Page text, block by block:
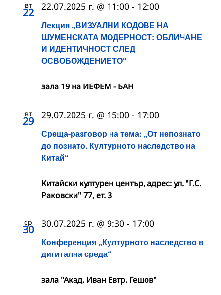
вт
22
Лекция „ВИЗУАЛНИ КОДОВЕ НА
ШУМЕНСКАТА МОДЕРНОСТ: ОБЛИЧАНЕ
И ИДЕНТИЧНОСТ СЛЕД
ОСВОБОЖДЕНИЕТО“
22.07.2025 г. @ 11:00 - 12:00
зала 19 на ИЕФЕМ - БАН
вт
29
Среща-разговор на тема: „От непознато
до познато. Културното наследство на
Китай“
29.07.2025 г. @ 15:00 - 17:00
Китайски културен център, адрес: ул. "Г.С.
Раковски" 77, ет. 3
ср
30
Конференция „Културното наследство в
дигитална среда“
30.07.2025 г. @ 9:30 - 17:00
зала "Акад. Иван Евтр. Гешов"